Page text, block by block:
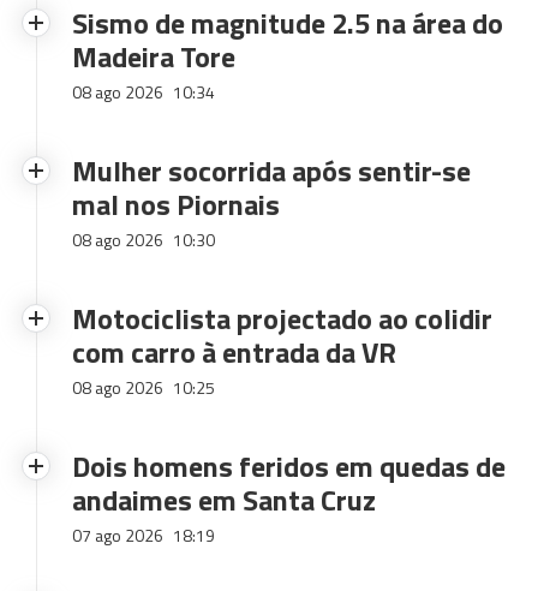
Sismo de magnitude 2.5 na área do
Madeira Tore
08 ago 2026 10:34
Mulher socorrida após sentir-se
mal nos Piornais
08 ago 2026 10:30
Motociclista projectado ao colidir
com carro à entrada da VR
08 ago 2026 10:25
Dois homens feridos em quedas de
andaimes em Santa Cruz
07 ago 2026 18:19